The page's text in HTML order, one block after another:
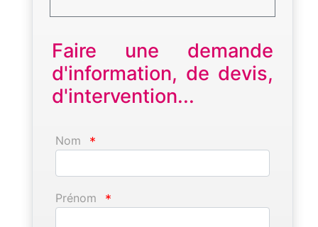
Faire une demande
d'information, de devis,
d'intervention...
Nom *
Prénom *